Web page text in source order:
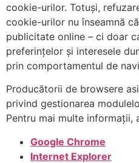
cookie-urilor. Totuși,
cookie-urilor nu înseamnă
publicitate online – ci doar
preferințelor și interesele
prin comportamentul de
Producătorii de browsere
privind gestionarea
Pentru mai multe informații,
Google Chrome
Internet Explorer